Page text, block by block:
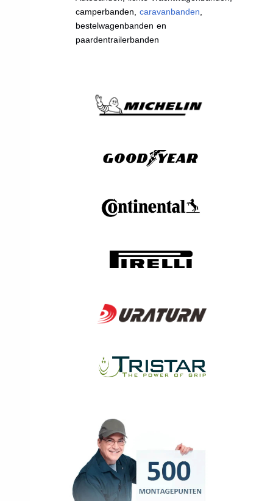
camperbanden, caravanbanden,
bestelwagenbanden en
paardentrailerbanden